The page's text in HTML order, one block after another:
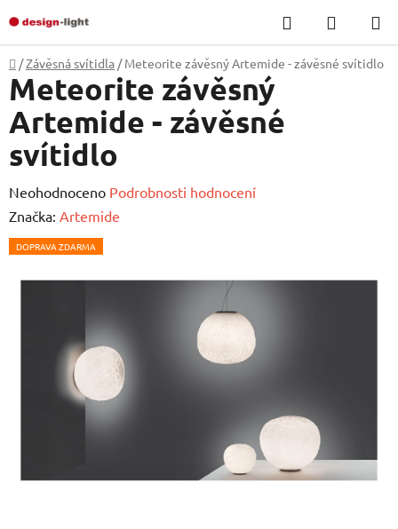
na
obsah
Hledat
KOŠÍK
Domů
/Závěsná svítidla / Meteorite závěsný Artemide - závěsné svítidlo
Meteorite závěsný
Artemide - závěsné
svítidlo
Průměrné
hodnocení
produktu
0,0
hvězdiček.
Neohodnoceno Podrobnosti hodnocení
Značka: Artemide
DOPRAVA ZDARMA